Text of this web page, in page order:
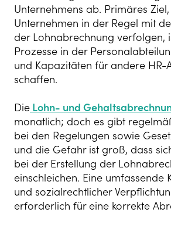
Unternehmens ab. Primäres
Unternehmen in der Regel mit
der Lohnabrechnung verfolgen,
Prozesse in der
und Kapazitäten für andere HR-
schaffen.
Die Lohn- und
monatlich; doch es gibt
bei den Regelungen sowie
und die Gefahr ist groß, dass
bei der Erstellung der
einschleichen. Eine umfassende
und sozialrechtlicher
erforderlich für eine korrekte